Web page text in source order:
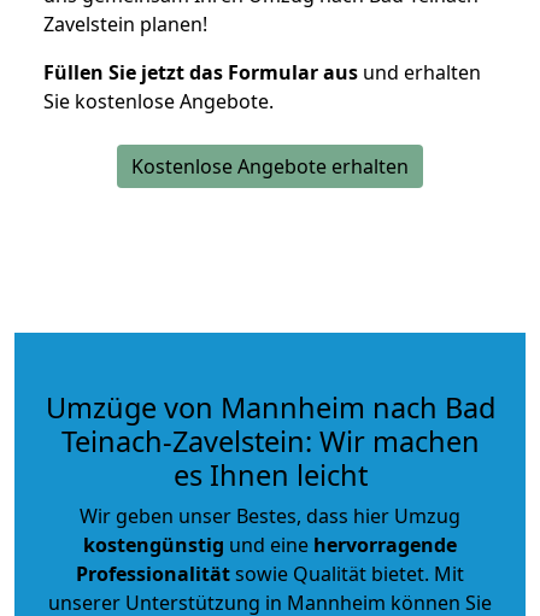
Zavelstein planen!
Füllen Sie jetzt das Formular aus und erhalten
Sie kostenlose Angebote.
Kostenlose Angebote erhalten
Umzüge von Mannheim nach Bad
Teinach-Zavelstein: Wir machen
es Ihnen leicht
Wir geben unser Bestes, dass hier Umzug
kostengünstig und eine hervorragende
Professionalitätsowie Qualität bietet. Mit
unserer Unterstützung in Mannheim können Sie